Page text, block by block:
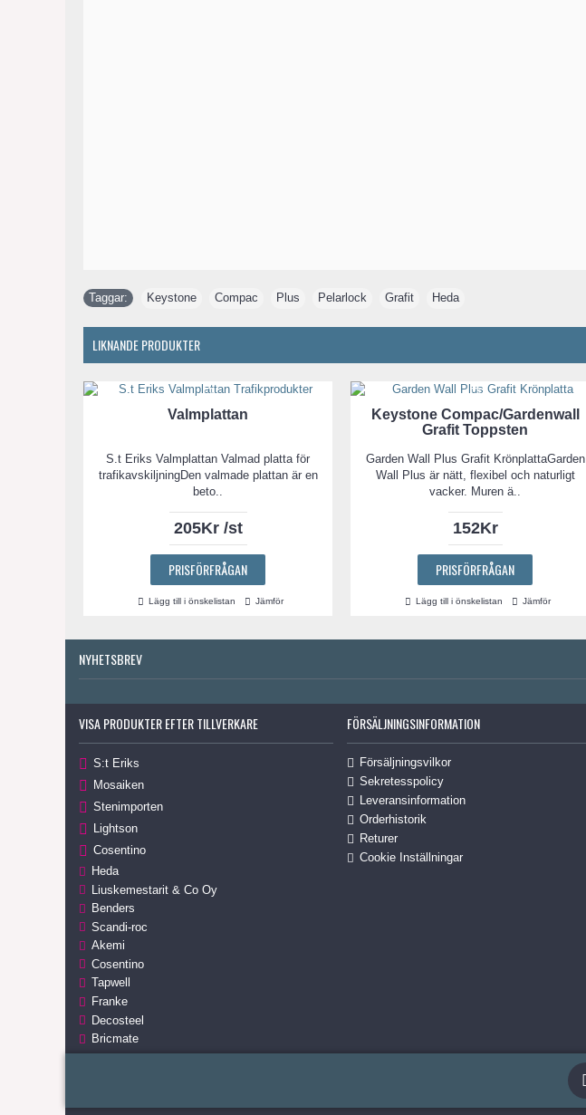
Taggar: Keystone Compac Plus Pelarlock Grafit Heda
LIKNANDE PRODUKTER
Valmplattan
S.t Eriks Valmplattan Valmad platta för
trafikavskiljningDen valmade plattan är en
beto..
205Kr /st
PRISFÖRFRÅGAN
Lägg till i önskelistan Jämför
Keystone Compac/Gardenwall
Grafit Toppsten
Garden Wall Plus Grafit KrönplattaGarden
Wall Plus är nätt, flexibel och naturligt
vacker. Muren ä..
152Kr
PRISFÖRFRÅGAN
Lägg till i önskelistan Jämför
NYHETSBREV
VISA PRODUKTER EFTER TILLVERKARE
S:t Eriks
Mosaiken
Stenimporten
Lightson
Cosentino
Heda
Liuskemestarit & Co Oy
Benders
Scandi-roc
Akemi
Cosentino
Tapwell
Franke
Decosteel
Bricmate
FÖRSÄLJNINGSINFORMATION
Försäljningsvilkor
Sekretesspolicy
Leveransinformation
Orderhistorik
Returer
Cookie Inställningar